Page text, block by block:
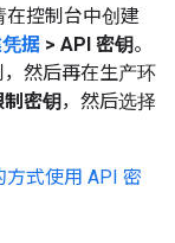
在控制台中创建
据 > API 密钥。
然后再在生产环
制密钥，然后选择
方式使用 API 密